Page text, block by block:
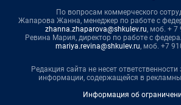
По вопросам коммерческого
Жапарова Жанна, менеджер по работе с
zhanna.zhaparova@shkulev.ru, моб. + 7
Ревина Мария, директор по работе с
mariya.revina@shkulev.ru, моб. +7
Редакция сайта не несет ответственности
информации, содержащейся в
Информация об